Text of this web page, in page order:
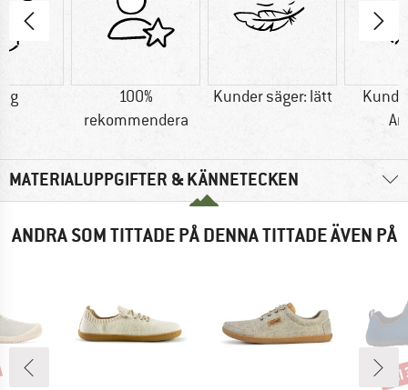
g
100%
rekommendera
Kunder säger: lätt
MATERIALUPPGIFTER & KÄNNETECKEN
ANDRA SOM TITTADE PÅ DENNA TITTADE ÄVEN PÅ